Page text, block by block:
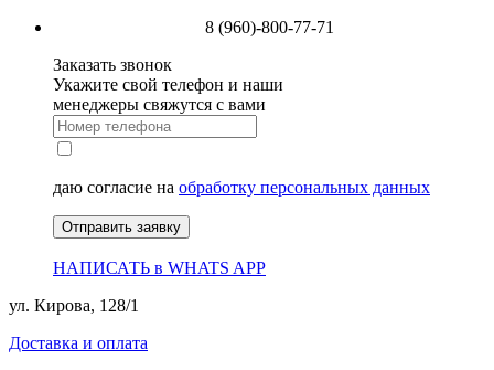
8 (960)-800-77-71
Заказать звонок
Укажите свой телефон и наши
менеджеры свяжутся с вами
даю согласие на обработку персональных данных
Отправить заявку
НАПИСАТЬ в WHATS APP
ул. Кирова, 128/1
Доставка и оплата